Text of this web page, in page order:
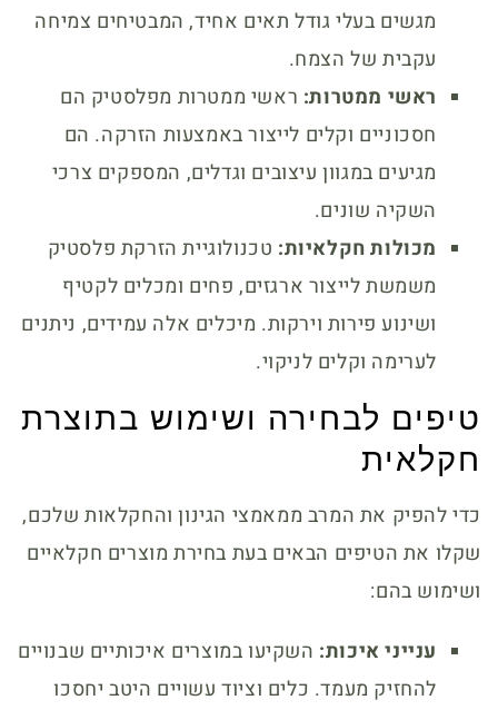
מגשים בעלי גודל תאים אחיד, המבטיחים צמיחה
עקבית של הצמח.
ראשי ממטרות: ראשי ממטרות מפלסטיק הם
חסכוניים וקלים לייצור באמצעות הזרקה. הם
מגיעים במגוון עיצובים וגדלים, המספקים צרכי
השקיה שונים.
מכולות חקלאיות: טכנולוגיית הזרקת פלסטיק
משמשת לייצור ארגזים, פחים ומכלים לקטיף
ושינוע פירות וירקות. מיכלים אלה עמידים, ניתנים
לערימה וקלים לניקוי.
טיפים לבחירה ושימוש בתוצרת
חקלאית
כדי להפיק את המרב ממאמצי הגינון והחקלאות שלכם,
שקלו את הטיפים הבאים בעת בחירת מוצרים חקלאיים
ושימוש בהם:
ענייני איכות: השקיעו במוצרים איכותיים שבנויים
להחזיק מעמד. כלים וציוד עשויים היטב יחסכו